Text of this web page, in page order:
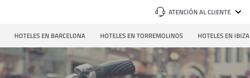
ATENCIÓN AL CLIENTE
HOTELES EN BARCELONA HOTELES EN TORREMOLINOS HOTELES EN IBIZA